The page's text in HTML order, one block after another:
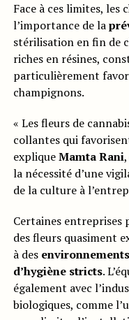
Face à ces limites, les
l’importance de la
stérilisation en fin de
riches en résines,
particulièrement
champignons.
« Les fleurs de
collantes qui
expliqueMamta Rani
la nécessité d’une
de la culture à
Certaines
des fleurs quasiment
à des
d’hygiène stricts.
également avec
biologiques, comme